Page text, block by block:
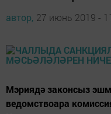
автор, 27 июнь 2019 -
Мэриядә законсыз
ведомствоара